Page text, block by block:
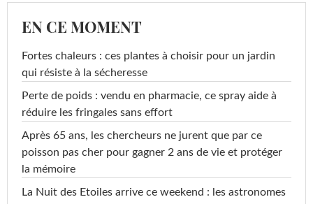
EN CE MOMENT
Fortes chaleurs : ces plantes à choisir pour un jardin
qui résiste à la sécheresse
Perte de poids : vendu en pharmacie, ce spray aide à
réduire les fringales sans effort
Après 65 ans, les chercheurs ne jurent que par ce
poisson pas cher pour gagner 2 ans de vie et protéger
la mémoire
La Nuit des Etoiles arrive ce weekend : les astronomes